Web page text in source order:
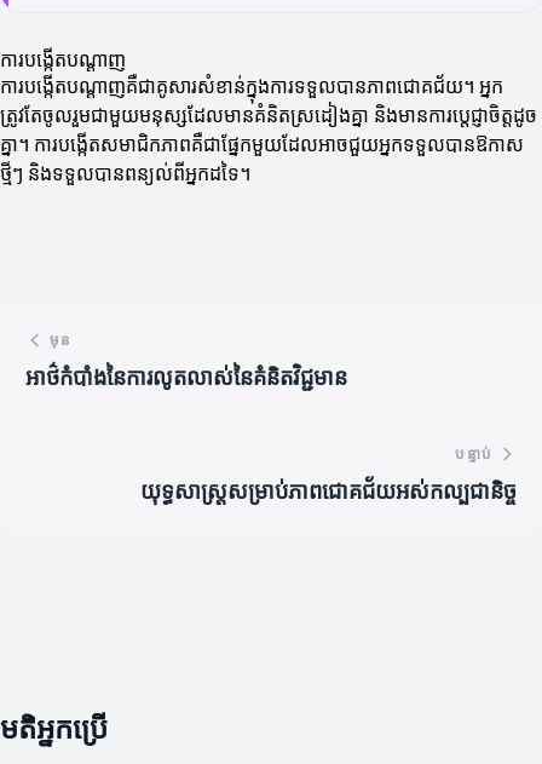
ការបង្កើតបណ្ដាញ
ការបង្កើតបណ្ដាញគឺជាគូសារសំខាន់ក្នុងការទទួលបានភាពជោគជ័យ។ អ្នក
ត្រូវតែចូលរួមជាមួយមនុស្សដែលមានគំនិតស្រដៀងគ្នា និងមានការប្តេជ្ញាចិត្តដូច
គ្នា។ ការបង្កើតសមាជិកភាពគឺជាផ្នែកមួយដែលអាចជួយអ្នកទទួលបានឱកាស
ថ្មីៗ និងទទួលបានពន្យល់ពីអ្នកដទៃ។
មុន
អាថ៌កំបាំងនៃការលូតលាស់នៃគំនិតវិជ្ជមាន
បន្ទាប់
យុទ្ធសាស្ត្រសម្រាប់ភាពជោគជ័យអស់កល្បជានិច្ច
មតិអ្នកប្រើ